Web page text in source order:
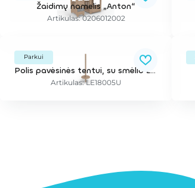
Žaidimų namelis „Anton“
Artikulas: 0206012002
Parkui
Polis pavėsinės tentui, su smėlio žaidimų stalu
Artikulas: LE18005U